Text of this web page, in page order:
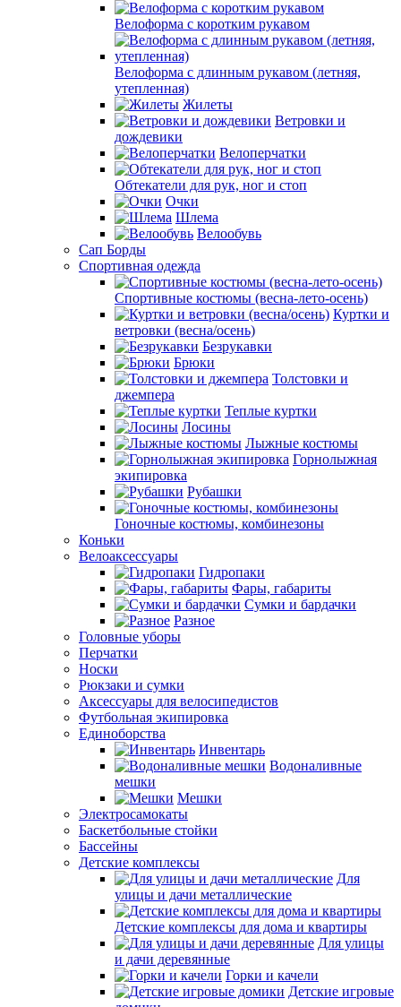
Велоформа с коротким рукавом
Велоформа с длинным рукавом (летняя,
утепленная)
Жилеты
Ветровки и
дождевики
Велоперчатки
Обтекатели для рук, ног и стоп
Очки
Шлема
Велообувь
Сап Борды
Спортивная одежда
Спортивные костюмы (весна-лето-осень)
Куртки и
ветровки (весна/осень)
Безрукавки
Брюки
Толстовки и
джемпера
Теплые куртки
Лосины
Лыжные костюмы
Горнолыжная
экипировка
Рубашки
Гоночные костюмы, комбинезоны
Коньки
Велоаксессуары
Гидропаки
Фары, габариты
Сумки и бардачки
Разное
Головные уборы
Перчатки
Носки
Рюкзаки и сумки
Аксессуары для велосипедистов
Футбольная экипировка
Единоборства
Инвентарь
Водоналивные
мешки
Мешки
Электросамокаты
Баскетбольные стойки
Бассейны
Детские комплексы
Для
улицы и дачи металлические
Детские комплексы для дома и квартиры
Для улицы
и дачи деревянные
Горки и качели
Детские игровые